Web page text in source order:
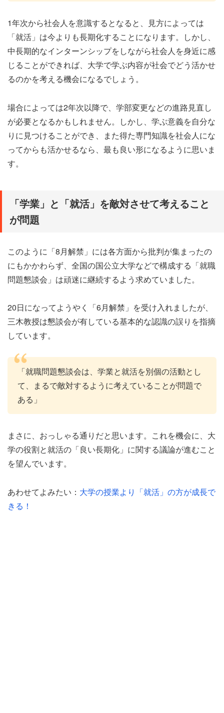
1年次から社会人を意識するとなると、見方によっては
「就活」は今よりも長期化することになります。しかし、
中長期的なインターンシップをしながら社会人を身近に感
じることができれば、大学で学ぶ内容が社会でどう活かせ
るのかを考える機会になるでしょう。
場合によっては2年次以降で、学部変更などの進路見直し
が必要となるかもしれません。しかし、学ぶ意義を自分な
りに見つけることができ、また得た専門知識を社会人にな
ってからも活かせるなら、最も良い形になるように思いま
す。
「学業」と「就活」を敵対させて考えること
が問題
このように「8月解禁」には各方面から批判が集まったの
にもかかわらず、全国の国公立大学などで構成する「就職
問題懇談会」は頑迷に継続するよう求めていました。
20日になってようやく「6月解禁」を受け入れましたが、
三木教授は懇談会が有している基本的な認識の誤りを指摘
しています。
「就職問題懇談会は、学業と就活を別個の活動とし
て、まるで敵対するように考えていることが問題で
ある」
まさに、おっしゃる通りだと思います。これを機会に、大
学の役割と就活の「良い長期化」に関する議論が進むこと
を望んでいます。
あわせてよみたい： 大学の授業より「就活」の方が成長で
きる！